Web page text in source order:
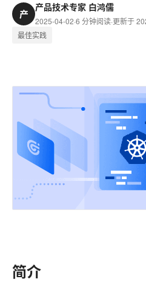
产
产品技术专家 白鸿儒
2025-04-02·6 分钟阅读·更新于
最佳实践
简介